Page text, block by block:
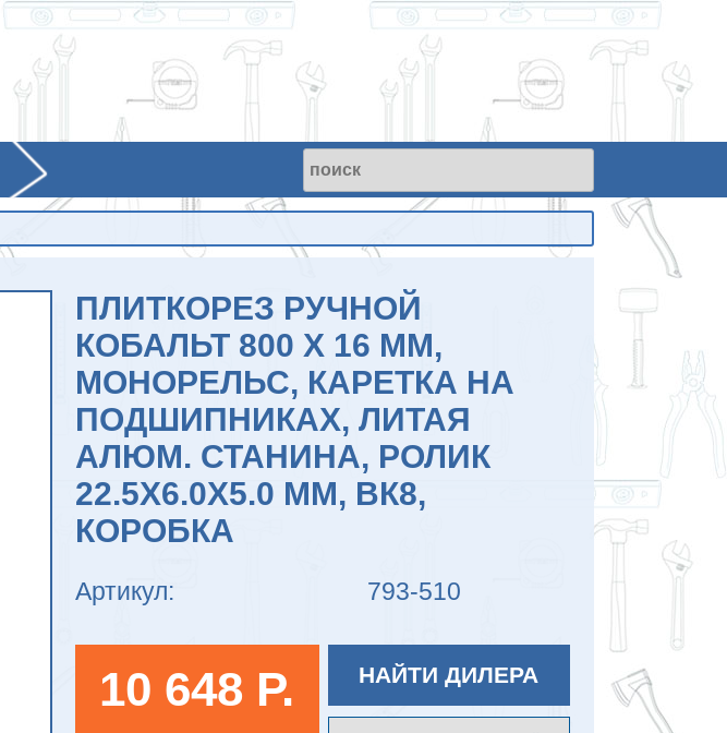
ПЛИТКОРЕЗ РУЧНОЙ
КОБАЛЬТ 800 Х 16 ММ,
МОНОРЕЛЬС, КАРЕТКА НА
ПОДШИПНИКАХ, ЛИТАЯ
АЛЮМ. СТАНИНА, РОЛИК
22.5Х6.0Х5.0 ММ, ВК8,
КОРОБКА
Артикул: 793-510
10 648 P. НАЙТИ ДИЛЕРА